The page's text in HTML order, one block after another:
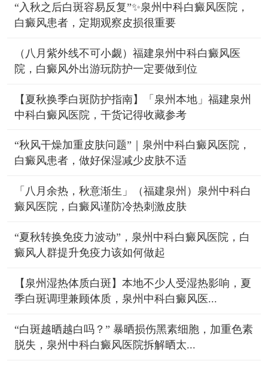
“入秋之后白斑容易反复”✨泉州中科白癜风医院，
白癜风患者，定期观察皮损很重要
（八月紫外线不可小觑）福建泉州中科白癜风医
院，白癜风外出游玩防护一定要做到位
【夏秋换季白斑防护指南】「泉州本地」福建泉州
中科白癜风医院，干货记得收藏参考
“秋风干燥加重皮肤问题”｜泉州中科白癜风医院，
白癜风患者，做好保湿减少皮肤不适
「八月余热，秋意渐生」（福建泉州）泉州中科白
癜风医院，白癜风谨防冷热刺激皮肤
“夏秋转换免疫力波动”，泉州中科白癜风医院，白
癜风人群提升免疫力该如何做起
【泉州湿热体质白斑】本地不少人受湿热影响，夏
季白斑调理兼顾体质，泉州中科白癜风医...
“白斑越晒越白吗？” 暴晒损伤黑素细胞，加重色素
脱失，泉州中科白癜风医院拆解晒太...